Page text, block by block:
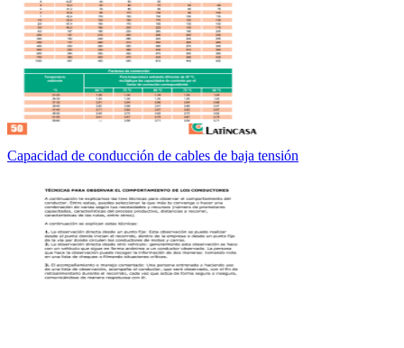
Capacidad de conducción de cables de baja tensión